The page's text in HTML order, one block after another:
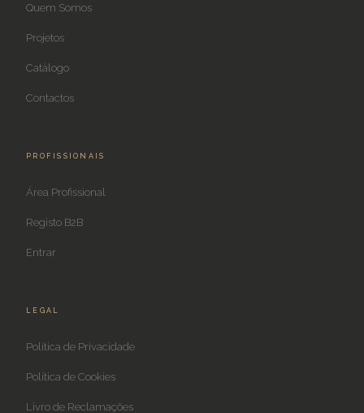
Quem Somos
Projetos
Catálogo
Contactos
PROFISSIONAIS
Área Profissional
Registo B2B
Entrar
LEGAL
Política de Privacidade
Política de Cookies
Livro de Reclamações